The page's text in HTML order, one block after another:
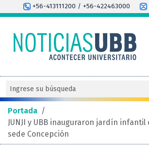
+56-413111200 / +56-422463000
Portada /
JUNJI y UBB inauguraron jardín infantil
sede Concepción